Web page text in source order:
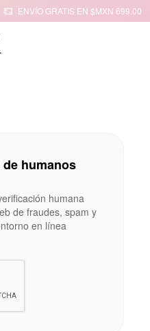
ENVÍO GRATIS EN $MXN 699.00
humanos
humana
de fraudes, spam y
en línea